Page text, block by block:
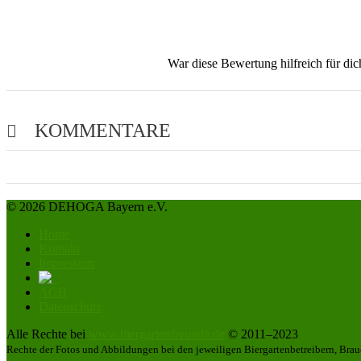
War diese Bewertung hilfreich für
KOMMENTARE
© 2026 DEHOGA Bayern e.V.
Alle Rechte bei
© 2011–2023
Rechte der Fotos und Abbildungen bei den jeweiligen Biergartenbetreibern,